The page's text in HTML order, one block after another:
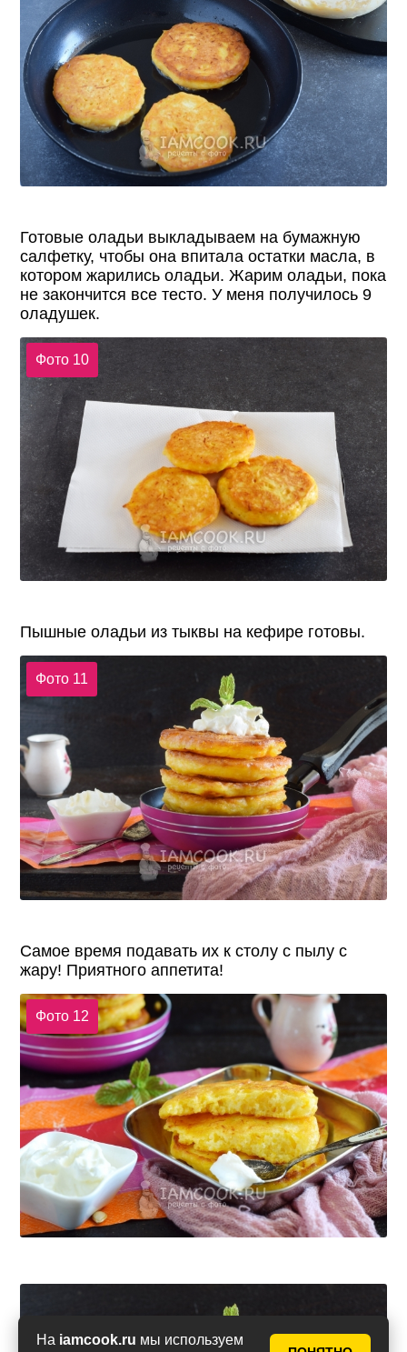
На iamcook.ru мы используем
Готовые оладьи выкладываем на бумажную
салфетку, чтобы она впитала остатки масла, в
котором жарились оладьи. Жарим оладьи, пока
не закончится все тесто. У меня получилось 9
оладушек.
Фото 10
Пышные оладьи из тыквы на кефире готовы.
Фото 11
Самое время подавать их к столу с пылу с
жару! Приятного аппетита!
Фото 12